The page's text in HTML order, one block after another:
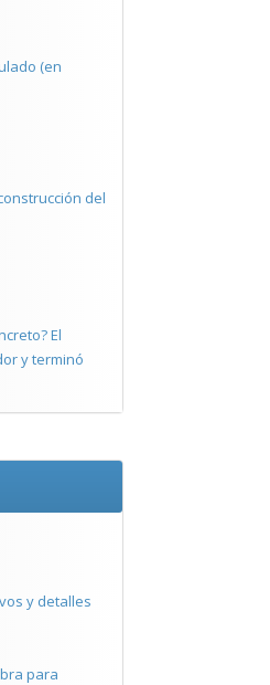
(en
del
El
y terminó
y detalles
para